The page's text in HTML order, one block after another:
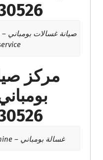
مركز
غسالة بومباني – bompani washing machine